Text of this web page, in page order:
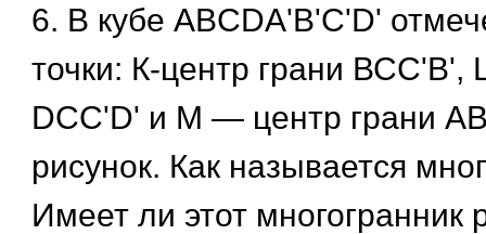
6. В кубе ABCDA'B'C'D'
точки: К-центр грани ВСС'В',
DCC'D' и М — центр грани
рисунок. Как называется
Имеет ли этот многогранник